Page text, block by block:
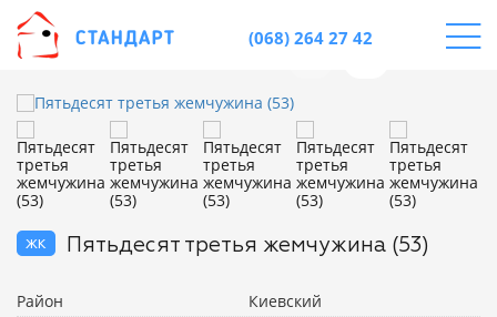
(068) 264 27 42
жк Пятьдесят третья жемчужина (53)
Район Киевский